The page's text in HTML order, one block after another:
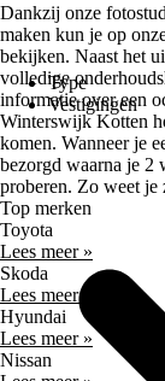
Type
Vestigingen
Dankzij onze
maken kun je op
bekijken. Naast het
volledige
informatie over een
Winterswijk Kotten
komen. Wanneer je
bezorgd waarna je 2
proberen. Zo weet je
Top merken
Toyota
Lees meer »
Skoda
Lees meer »
Hyundai
Lees meer »
Nissan